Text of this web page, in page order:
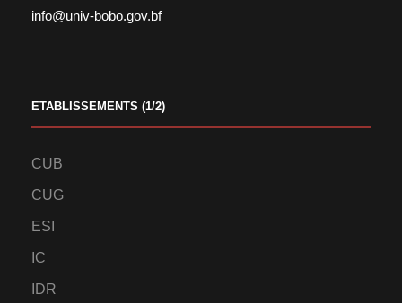
info@univ-bobo.gov.bf
ETABLISSEMENTS (1/2)
CUB
CUG
ESI
IC
IDR